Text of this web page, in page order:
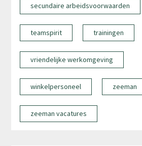
secundaire arbeidsvoorwaarden
teamspirit trainingen
vriendelijke werkomgeving
winkelpersoneel zeeman
zeeman vacatures